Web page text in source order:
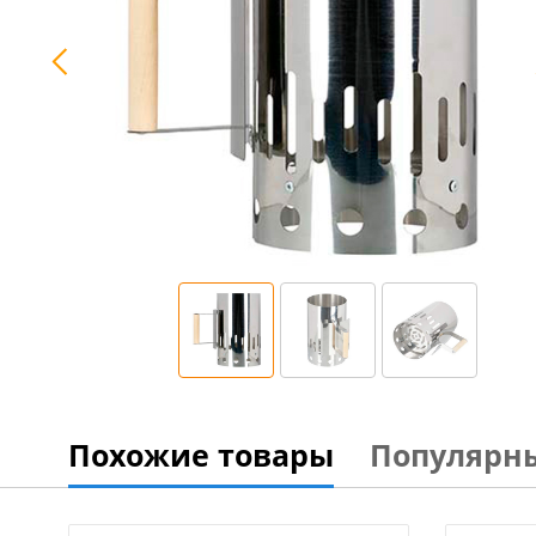
Похожие товары